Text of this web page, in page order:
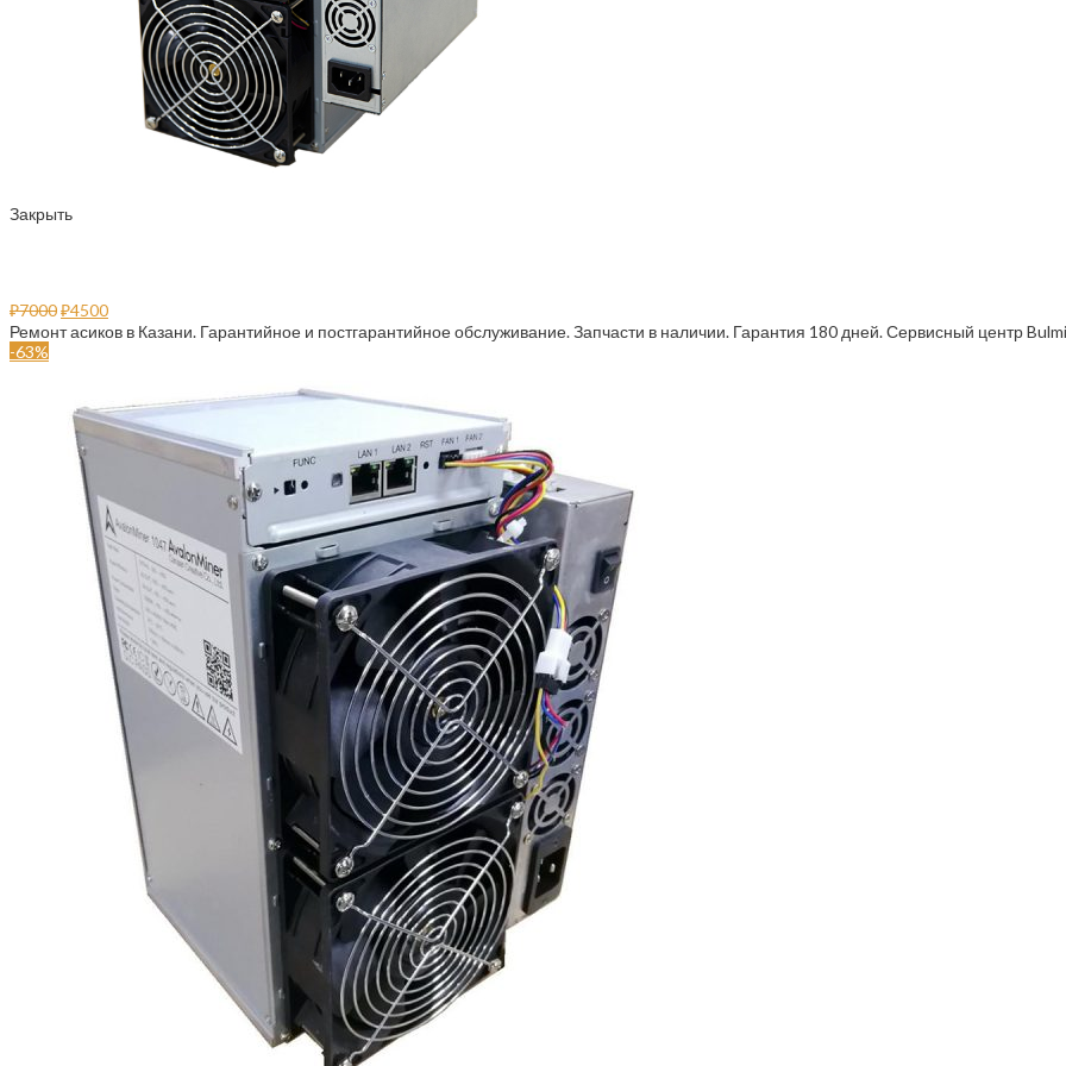
Закрыть
₽7000₽4500
Ремонт асиков в Казани. Гарантийное и постгарантийное обслуживание. Запчасти в наличии. Гарантия 180 дней. Сервисный центр
-63%